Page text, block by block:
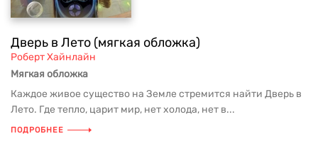
Дверь в Лето (мягкая обложка)
Роберт Хайнлайн
Мягкая обложка
Каждое живое существо на Земле стремится найти Дверь в
Лето. Где тепло, царит мир, нет холода, нет в...
ПОДРОБНЕЕ